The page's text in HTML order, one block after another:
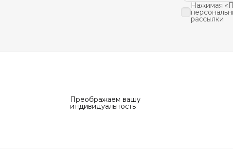
Нажимая
рассылки
Преображаем вашу
индивидуальность